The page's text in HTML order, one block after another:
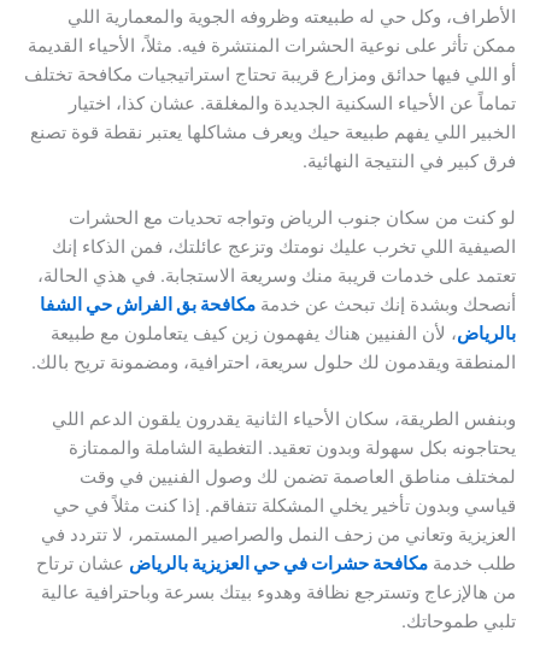
الأطراف، وكل حي له طبيعته وظروفه الجوية والمعمارية اللي
ممكن تأثر على نوعية الحشرات المنتشرة فيه. مثلاً، الأحياء القديمة
أو اللي فيها حدائق ومزارع قريبة تحتاج استراتيجيات مكافحة تختلف
تماماً عن الأحياء السكنية الجديدة والمغلقة. عشان كذا، اختيار
الخبير اللي يفهم طبيعة حيك ويعرف مشاكلها يعتبر نقطة قوة تصنع
فرق كبير في النتيجة النهائية.
لو كنت من سكان جنوب الرياض وتواجه تحديات مع الحشرات
الصيفية اللي تخرب عليك نومتك وتزعج عائلتك، فمن الذكاء إنك
تعتمد على خدمات قريبة منك وسريعة الاستجابة. في هذي الحالة،
أنصحك وبشدة إنك تبحث عن خدمة مكافحة بق الفراش حي الشفا
بالرياض، لأن الفنيين هناك يفهمون زين كيف يتعاملون مع طبيعة
المنطقة ويقدمون لك حلول سريعة، احترافية، ومضمونة تريح بالك.
وبنفس الطريقة، سكان الأحياء الثانية يقدرون يلقون الدعم اللي
يحتاجونه بكل سهولة وبدون تعقيد. التغطية الشاملة والممتازة
لمختلف مناطق العاصمة تضمن لك وصول الفنيين في وقت
قياسي وبدون تأخير يخلي المشكلة تتفاقم. إذا كنت مثلاً في حي
العزيزية وتعاني من زحف النمل والصراصير المستمر، لا تتردد في
طلب خدمة مكافحة حشرات في حي العزيزية بالرياض عشان ترتاح
من هالإزعاج وتسترجع نظافة وهدوء بيتك بسرعة وباحترافية عالية
تلبي طموحاتك.